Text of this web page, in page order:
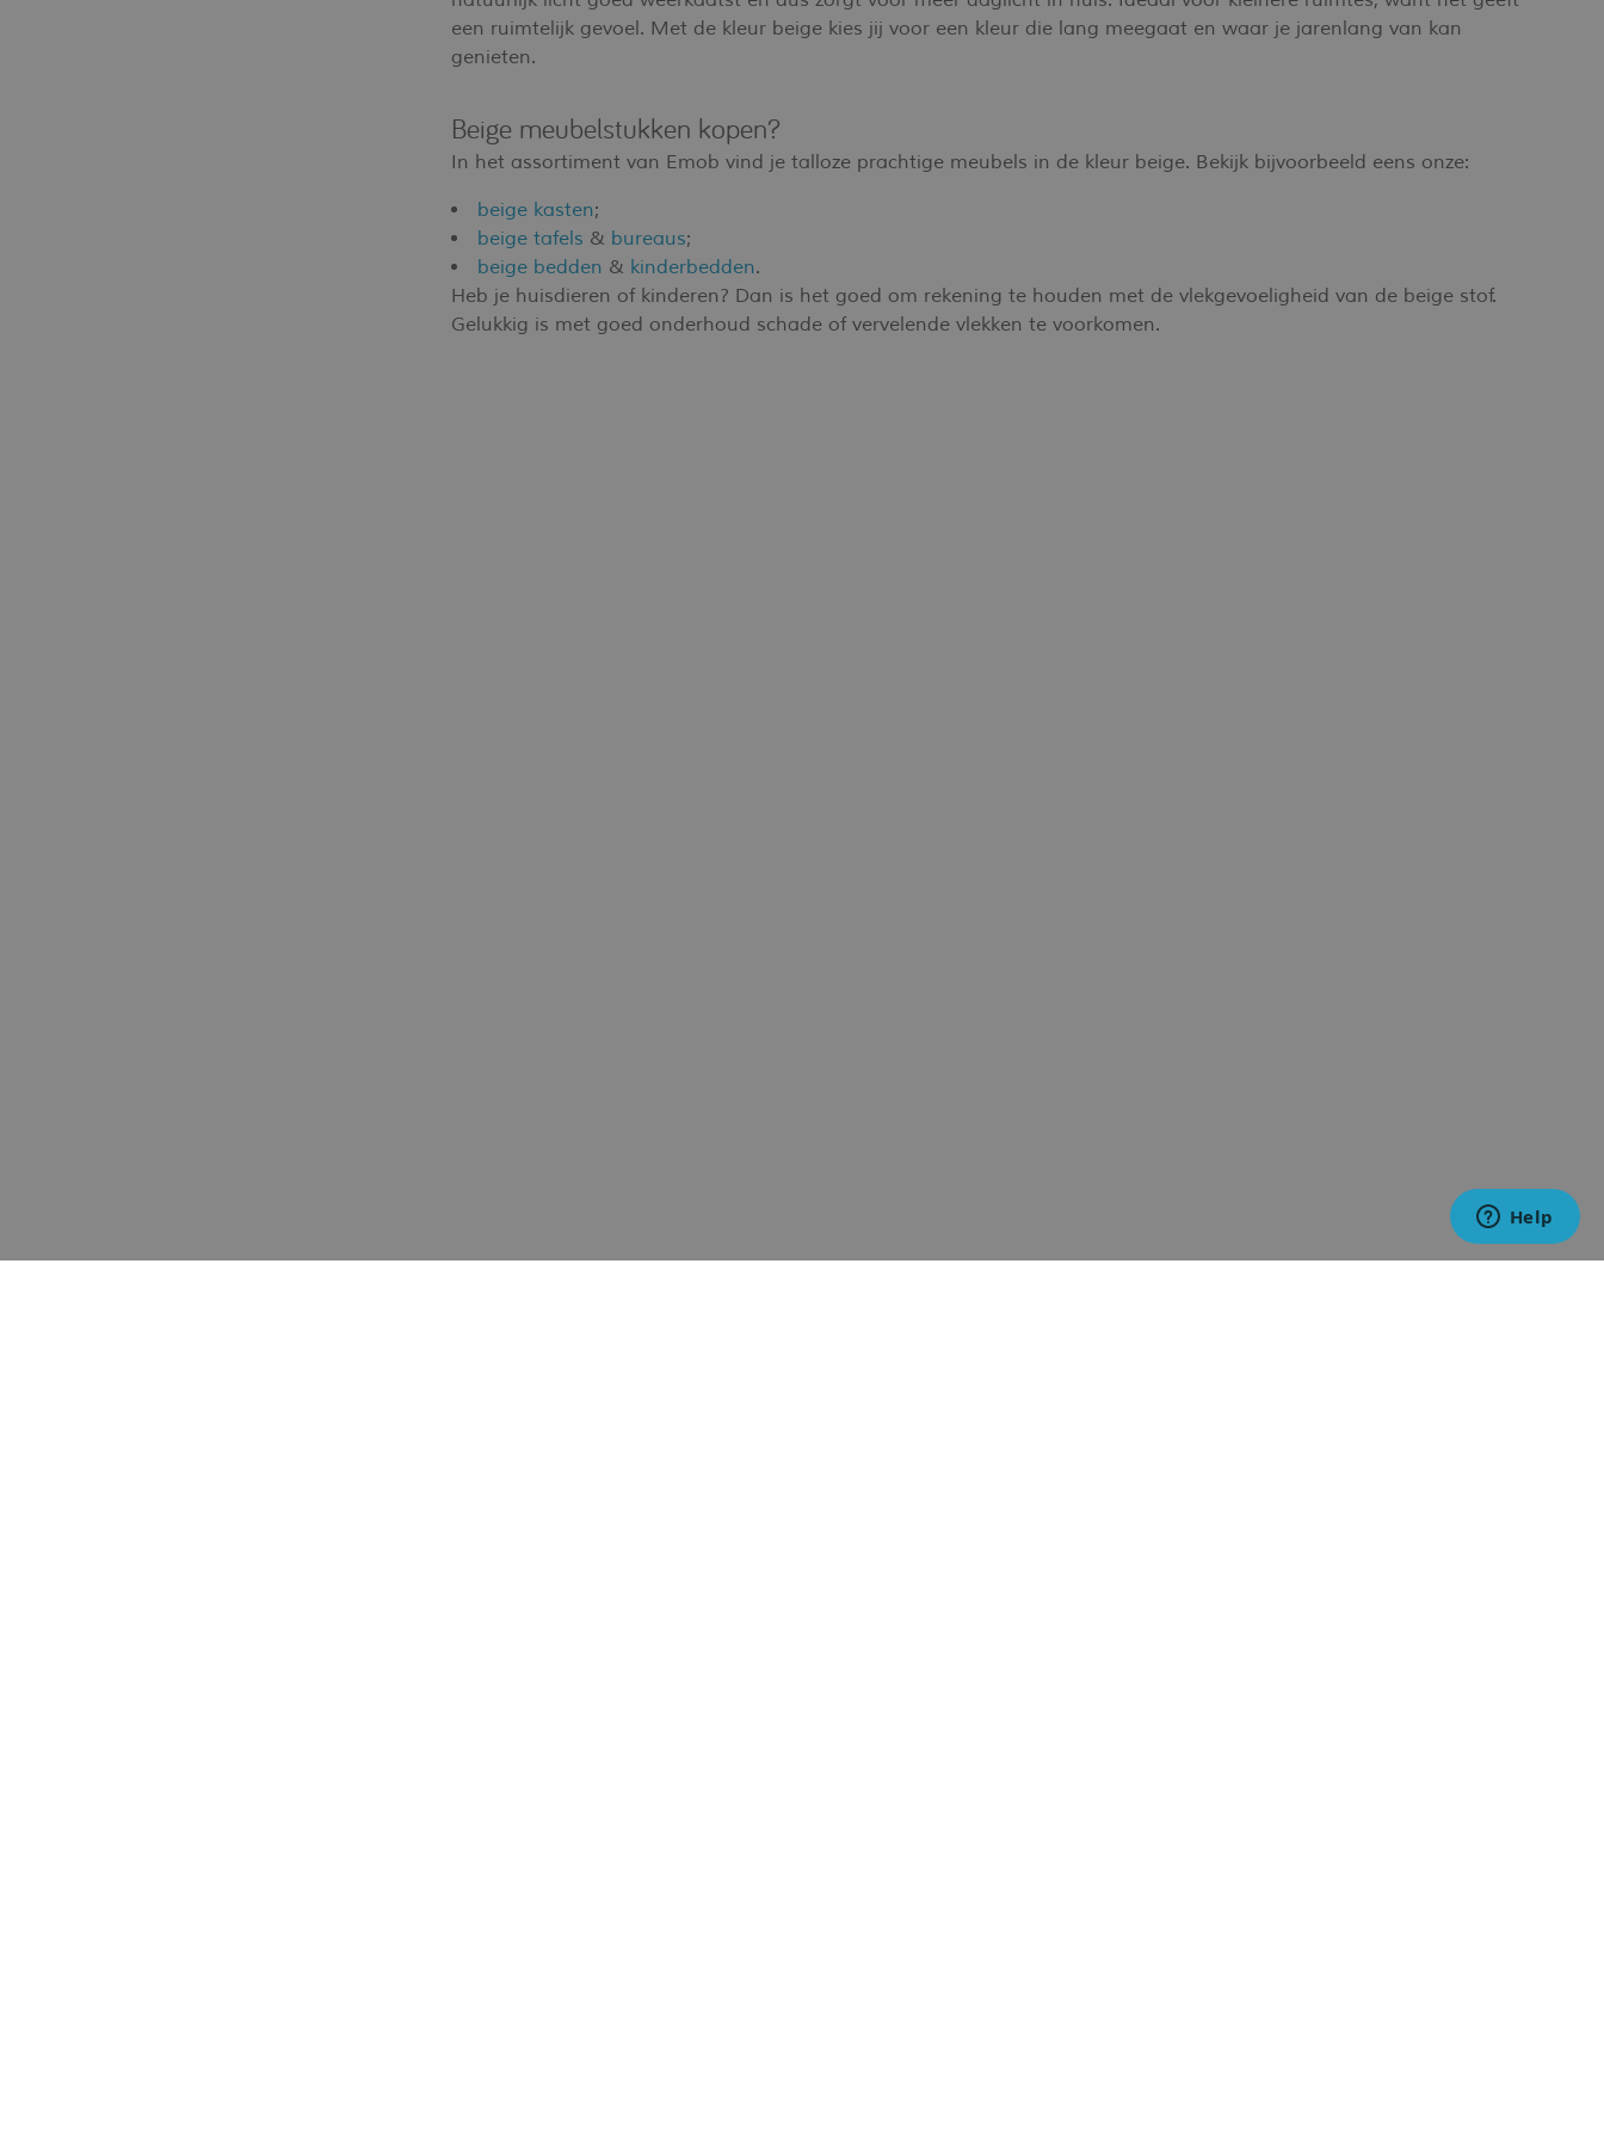
een ruimtelijk gevoel. Met de kleur beige kies jij voor een kleur die lang meegaat en waar je jarenlang van kan
genieten.
Beige meubelstukken kopen?
In het assortiment van Emob vind je talloze prachtige meubels in de kleur beige. Bekijk bijvoorbeeld eens onze:
beige kasten;
beige tafels & bureaus;
beige bedden & kinderbedden.
Heb je huisdieren of kinderen? Dan is het goed om rekening te houden met de vlekgevoeligheid van de beige stof.
Gelukkig is met goed onderhoud schade of vervelende vlekken te voorkomen.